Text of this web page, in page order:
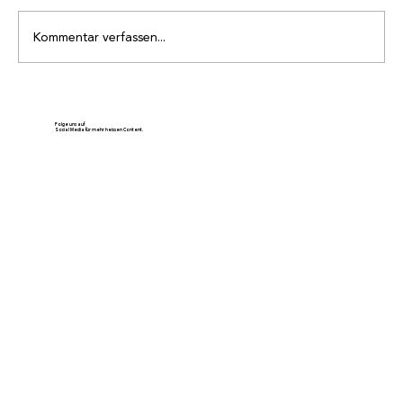
Kommentar verfassen...
Folge uns auf
Social Media für mehr heissen Content.